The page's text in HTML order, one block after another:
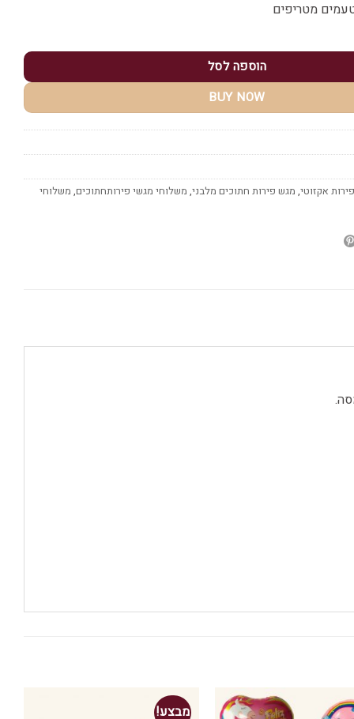
זכוכית יוקרתי
הוספה לסל
BUY NOW
אקזוטי, מגש פירות חתוכים מלבני, משלוחי מגשי פירותחתוכים, משלוחי
מבצע!